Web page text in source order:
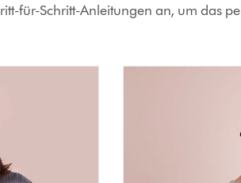
für-Schritt-Anleitungen an, um das